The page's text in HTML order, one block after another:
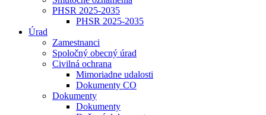
PHSR 2025-2035
PHSR 2025-2035
Úrad
Zamestnanci
Spoločný obecný úrad
Civilná ochrana
Mimoriadne udalosti
Dokumenty CO
Dokumenty
Dokumenty